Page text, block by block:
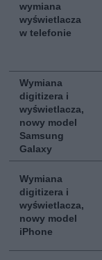
wymiana
wyświetlacza
w telefonie
Wymiana
digitizera i
wyświetlacza,
nowy model
Samsung
Galaxy
Wymiana
digitizera i
wyświetlacza,
nowy model
iPhone